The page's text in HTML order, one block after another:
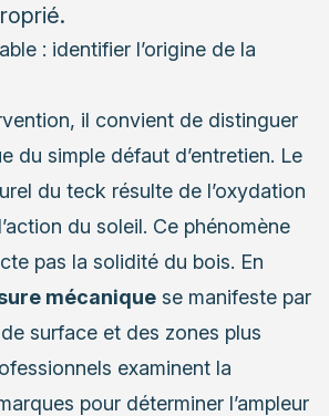
: identifier l’origine de la
il convient de distinguer
du simple défaut d’entretien. Le
du teck résulte de l’oxydation
du soleil. Ce phénomène
pas la solidité du bois. En
mécanique se manifeste par
surface et des zones plus
examinent la
pour déterminer l’ampleur